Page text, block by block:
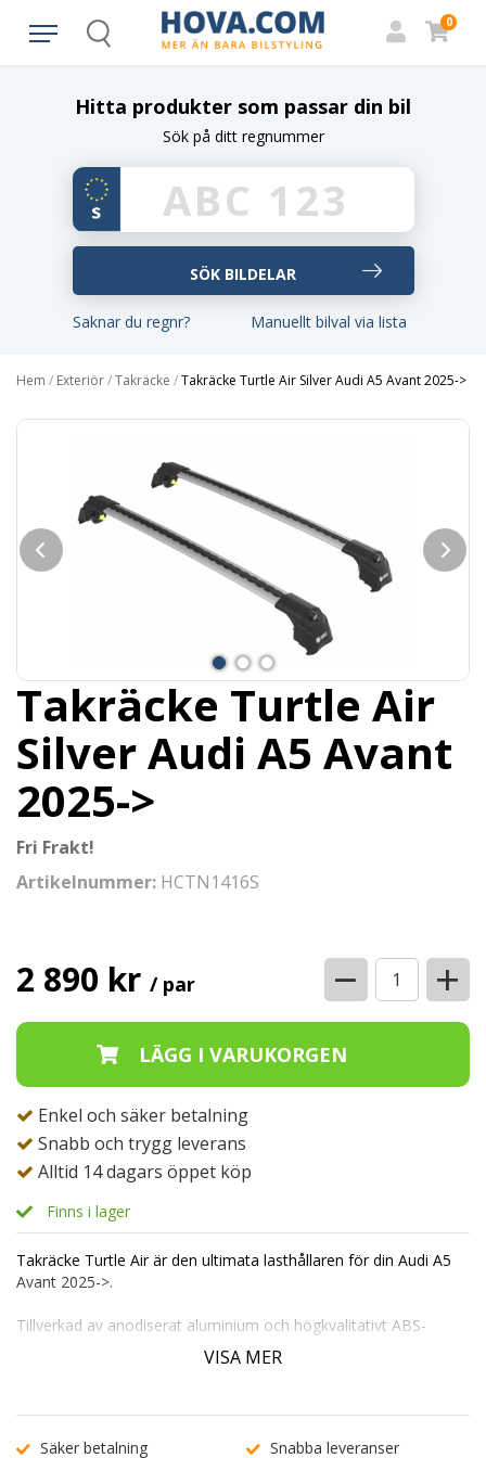
Search
0
Hitta produkter som passar din bil
Sök på ditt regnummer
Saknar du regnr? Manuellt bilval via lista
Hem / Exteriör/Takräcke /Takräcke Turtle Air Silver Audi A5 Avant 2025->
Takräcke Turtle Air
Silver Audi A5 Avant
2025->
Fri Frakt!
Artikelnummer: HCTN1416S
2 890 kr / par − +
Enkel och säker betalning
Snabb och trygg leverans
Alltid 14 dagars öppet köp
Finns i lager
Takräcke Turtle Air är den ultimata lasthållaren för din Audi A5
Avant 2025->.
Tillverkad av anodiserat aluminium och högkvalitativt ABS-
plastfästen, är detta takräcke byggt för att hålla i många år
cykelställ och andra lasthållare. Monteringen är en lek utan
VISA MER
Säker betalning
Snabba leveranser